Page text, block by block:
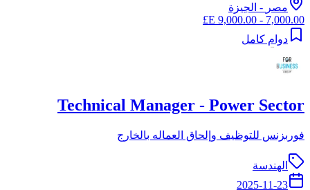
مصر - الجيزة
7,000.00 - 9,000.00 E£
دوام كامل
Technical Manager - Power Sector
فوربزنس للتوظيف وإلحاق العماله بالخارج
الهندسة
2025-11-23